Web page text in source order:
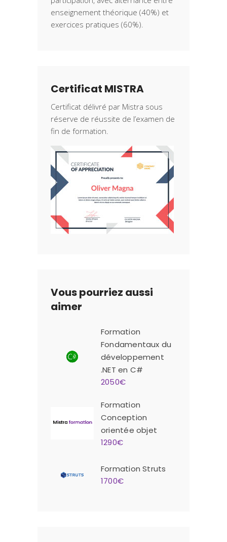
enseignement théorique (40%) et
exercices pratiques (60%).
Certificat MISTRA
Certificat délivré par Mistra sous
réserve de réussite de l’examen de
fin de formation.
Vous pourriez aussi
aimer
Formation
Fondamentaux du
développement
.NET en C#
2050€
Formation
Conception
orientée objet
1290€
Formation Struts
1700€